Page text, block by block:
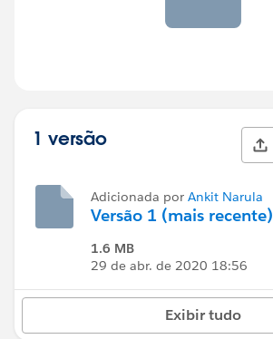
1 versão
Adicionada por Ankit Narula
Versão 1 (mais recente)
1.6 MB
29 de abr. de 2020 18:56
Exibir tudo